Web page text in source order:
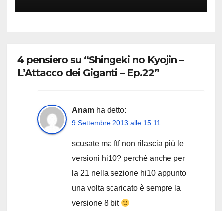
4 pensiero su “Shingeki no Kyojin –
L’Attacco dei Giganti – Ep.22”
Anam ha detto:
9 Settembre 2013 alle 15:11
scusate ma ftf non rilascia più le
versioni hi10? perchè anche per
la 21 nella sezione hi10 appunto
una volta scaricato è sempre la
versione 8 bit